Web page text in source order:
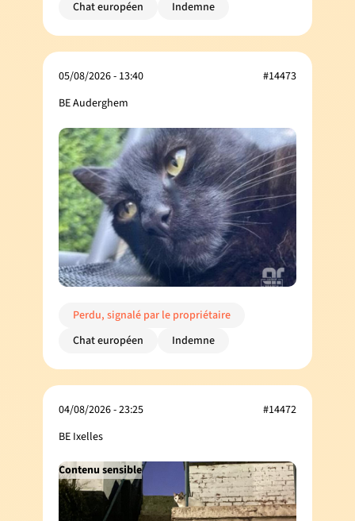
Chat européen Indemne
05/08/2026 - 13:40
BE Auderghem
#14473
Perdu, signalé par le propriétaire
Chat européen
Indemne
04/08/2026 - 23:25
BE Ixelles
#14472
Contenu sensible